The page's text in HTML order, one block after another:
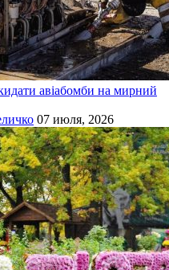
авіабомби на мирний
07 июля, 2026